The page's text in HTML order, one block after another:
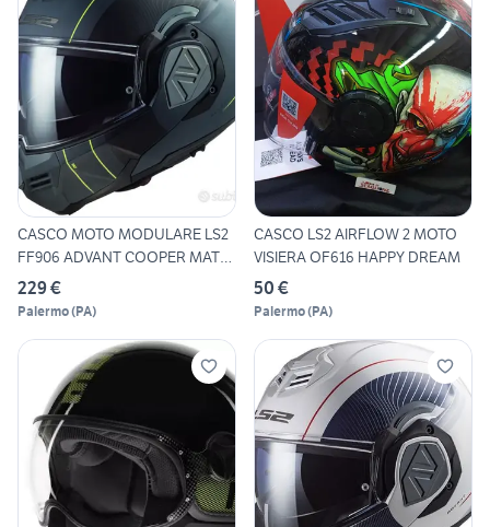
CASCO MOTO MODULARE LS2
FF906 ADVANT COOPER MATT
T
229 €
Palermo(PA)
CASCO LS2 AIRFLOW 2 MOTO
VISIERA OF616 HAPPY DREAM
50 €
Palermo(PA)